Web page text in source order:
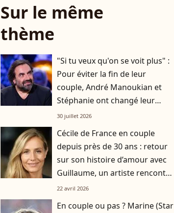
Sur le même
thème
"Si tu veux qu'on se voit plus" :
Pour éviter la fin de leur
couple, André Manoukian et
Stéphanie ont changé leur
façon de faire et ça a porté ses
30 juillet 2026
Cécile de France en couple
depuis près de 30 ans : retour
sur son histoire d’amour avec
Guillaume, un artiste rencontré
à l'école
22 avril 2026
En couple ou pas ? Marine (Star